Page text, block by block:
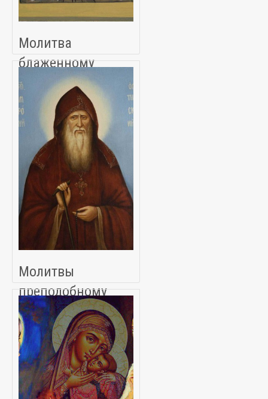
Молитва
блаженному
Андрею, Христа
ради юродивому
Молитвы
преподобному
Амвросию
Оптинскому